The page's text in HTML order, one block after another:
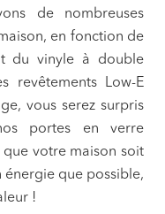
de nombreuses
en fonction de
du vinyle à double
revêtements Low-E
vous serez surpris
portes en verre
votre maison soit
que possible,
!